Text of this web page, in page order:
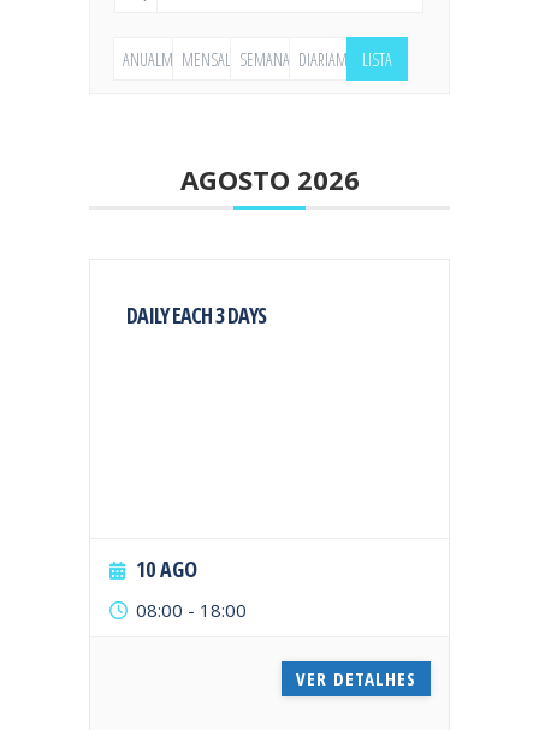
ANUALMENTEMENSALMENTESEMANALMENTEDIARIAMENTELISTA
AGOSTO 2026
DAILY EACH 3 DAYS
10 AGO
08:00 - 18:00
VER DETALHES